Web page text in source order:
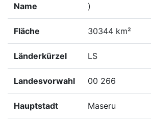
Name
)
Fläche 30344 km²
Länderkürzel LS
Landesvorwahl 00 266
Hauptstadt Maseru